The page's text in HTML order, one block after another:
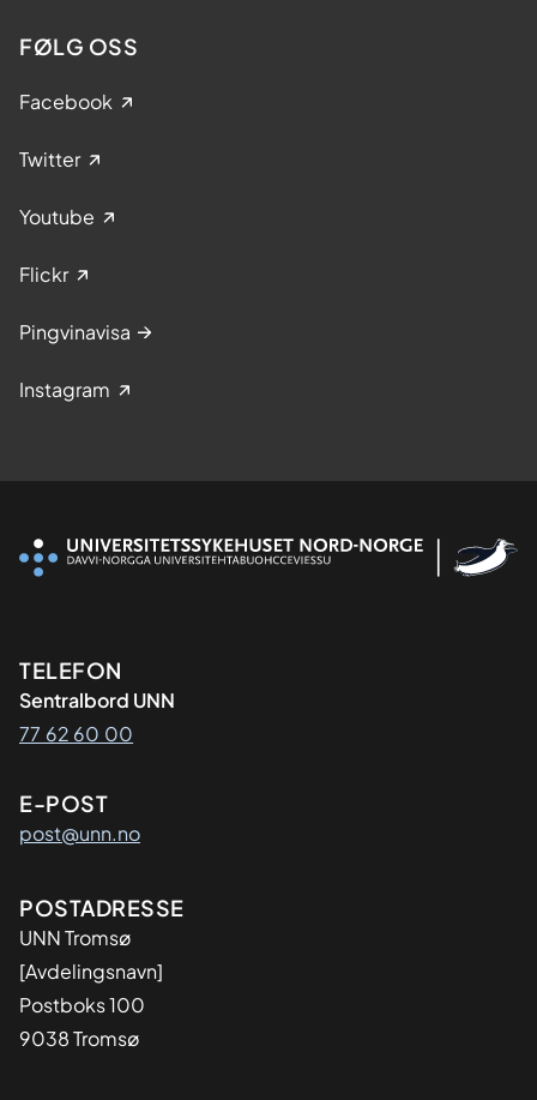
FØLG OSS
Facebook
Twitter
Youtube
Flickr
Pingvinavisa
Instagram
Kontaktinformasjon
TELEFON
Sentralbord UNN
77 62 60 00
E-POST
post@unn.no
Adresse
POSTADRESSE
UNN Tromsø
[Avdelingsnavn]
Postboks 100
9038 Tromsø